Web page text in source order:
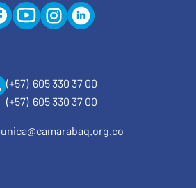
(+57) 605 330 37 00
(+57) 605 330 37 00